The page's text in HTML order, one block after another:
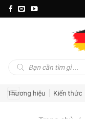
Skip
to
kiếm
Thương hiệu Kiến thức